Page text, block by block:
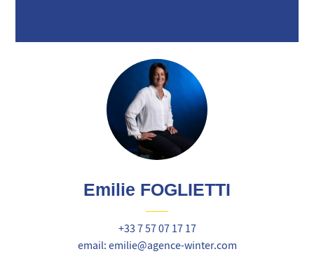
Emilie FOGLIETTI
+33 7 57 07 17 17
email: emilie@agence-winter.com